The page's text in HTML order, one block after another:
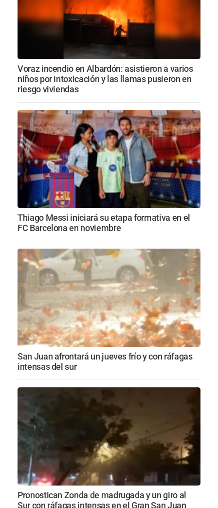
Voraz incendio en Albardón: asistieron a varios
niños por intoxicación y las llamas pusieron en
riesgo viviendas
Thiago Messi iniciará su etapa formativa en el
FC Barcelona en noviembre
San Juan afrontará un jueves frío y con ráfagas
intensas del sur
Pronostican Zonda de madrugada y un giro al
Sur con ráfagas intensas en el Gran San Juan